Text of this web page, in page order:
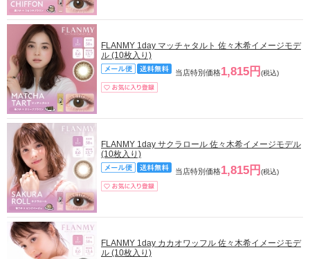
FLANMY 1day マッチャタルト 佐々木希イメージモデ
ル (10枚入り)
当店特別価格1,815円 (税込)
FLANMY 1day サクラロール 佐々木希イメージモデル
(10枚入り)
当店特別価格1,815円 (税込)
FLANMY 1day カカオワッフル 佐々木希イメージモデ
ル (10枚入り)